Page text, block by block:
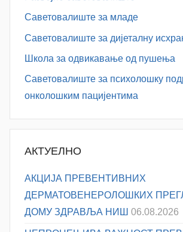
Саветовалиште за младе
Саветовалиште за дијеталну
Школа за одвикавање од пушења
Саветовалиште за психолошку
онколошким пацијентима
АКТУЕЛНО
АКЦИЈА ПРЕВЕНТИВНИХ
ДЕРМАТОВЕНЕРОЛОШКИХ
ДОМУ ЗДРАВЉА НИШ 06.08.2026